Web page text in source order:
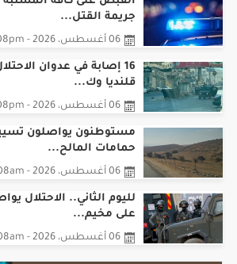
06 أغسطس، 2026 - 03:08pm
16 إصابة في عدوان
قلنديا وك...
06 أغسطس، 2026 - 01:08pm
مستوطنون يواصلون
حمامات المالح...
06 أغسطس، 2026 - 11:08am
لليوم الثاني.. الاحتلال
على مخيم...
06 أغسطس، 2026 - 09:08am